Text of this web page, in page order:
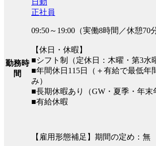
勤務時
間
日勤
正社員
09:50～19:00（実働8時間／休憩70
【休日・休暇】
■シフト制（定休日：木曜・第3水
■年間休日115日（＋有給で最低年
み）
■長期休暇あり（GW・夏季・年末
■有給休暇
【雇用形態補足】期間の定め：無